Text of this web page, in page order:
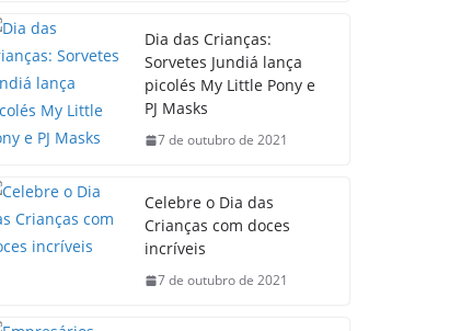
Dia das Crianças:
Sorvetes Jundiá lança
picolés My Little Pony e
PJ Masks
7 de outubro de 2021
Celebre o Dia das
Crianças com doces
incríveis
7 de outubro de 2021